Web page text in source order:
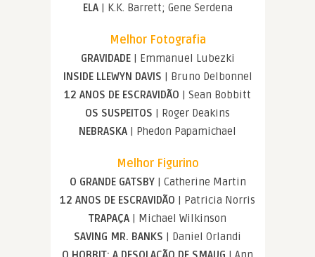
ELA| K.K. Barrett; Gene Serdena
Melhor Fotografia
GRAVIDADE| Emmanuel Lubezki
INSIDE LLEWYN DAVIS | Bruno Delbonnel
12 ANOS DE ESCRAVIDÃO | Sean Bobbitt
OS SUSPEITOS | Roger Deakins
NEBRASKA | Phedon Papamichael
Melhor Figurino
O GRANDE GATSBY| Catherine Martin
12 ANOS DE ESCRAVIDÃO | Patricia Norris
TRAPAÇA | Michael Wilkinson
SAVING MR. BANKS | Daniel Orlandi